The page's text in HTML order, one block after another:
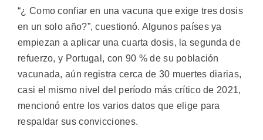
“¿ Como confiar en una vacuna que exige tres dosis
en un solo año?”, cuestionó. Algunos países ya
empiezan a aplicar una cuarta dosis, la segunda de
refuerzo, y Portugal, con 90 % de su población
vacunada, aún registra cerca de 30 muertes diarias,
casi el mismo nivel del período más crítico de 2021,
mencionó entre los varios datos que elige para
respaldar sus convicciones.